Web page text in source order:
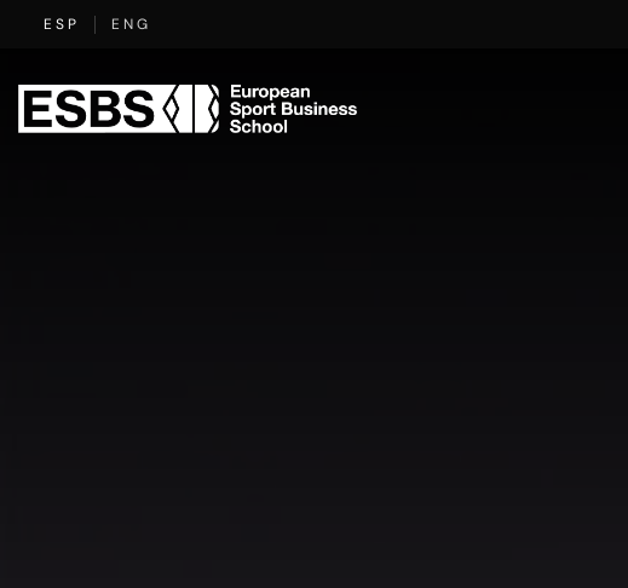
Saltar
contenido
ESP ENG